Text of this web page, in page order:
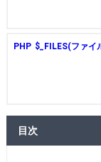
PHP $_FILES(ファイ
目次